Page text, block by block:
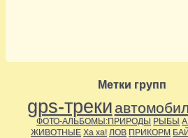
Метки групп
gps-треки
ФОТО-АЛЬБОМЫ:ПРИРОДЫ РЫБЫ
ЖИВОТНЫЕ Ха ха! ЛОВ ПРИКОРМ